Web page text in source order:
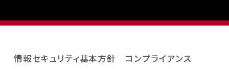
情報セキュリティ基本方針
コンプライアンス